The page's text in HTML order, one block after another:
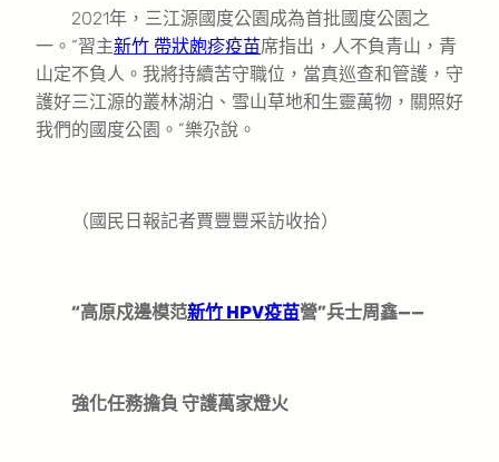
2021年，三江源國度公園成為首批國度公園之
一。“習主新竹 帶狀皰疹疫苗席指出，人不負青山，青
山定不負人。我將持續苦守職位，當真巡查和管護，守
護好三江源的叢林湖泊、雪山草地和生靈萬物，關照好
我們的國度公園。”樂尕說。
（國民日報記者賈豐豐采訪收拾）
“高原戍邊模范新竹 HPV疫苗營”兵士周鑫——
強化任務擔負 守護萬家燈火